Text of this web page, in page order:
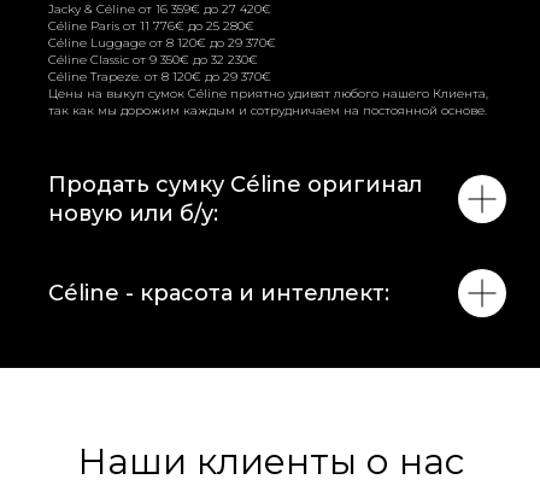
Jacky & Céline от 16 359€ до 27 420€
Céline Paris от 11 776€ до 25 280€
Céline Luggage от 8 120€ до 29 370€
Céline Classic от 9 350€ до 32 230€
Céline Trapeze. от 8 120€ до 29 370€
Цены на выкуп сумок Céline приятно удивят любого нашего Клиента,
так как мы дорожим каждым и сотрудничаем на постоянной основе.
Продать сумку Céline оригинал
новую или б/у:
Céline - красота и интеллект:
Наши клиенты о нас